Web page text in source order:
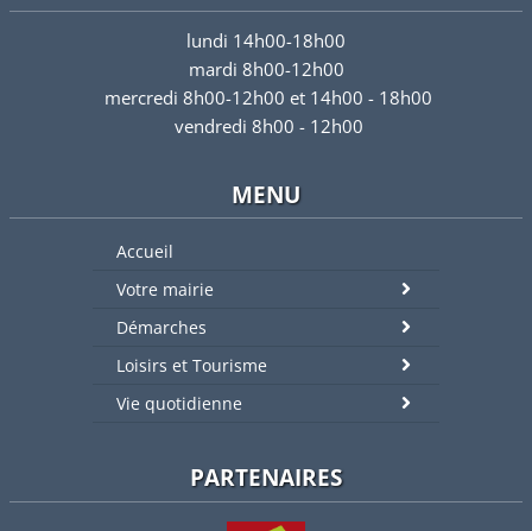
lundi 14h00-18h00
mardi 8h00-12h00
mercredi 8h00-12h00 et 14h00 - 18h00
vendredi 8h00 - 12h00
MENU
Accueil
Votre mairie
Démarches
Loisirs et Tourisme
Vie quotidienne
PARTENAIRES